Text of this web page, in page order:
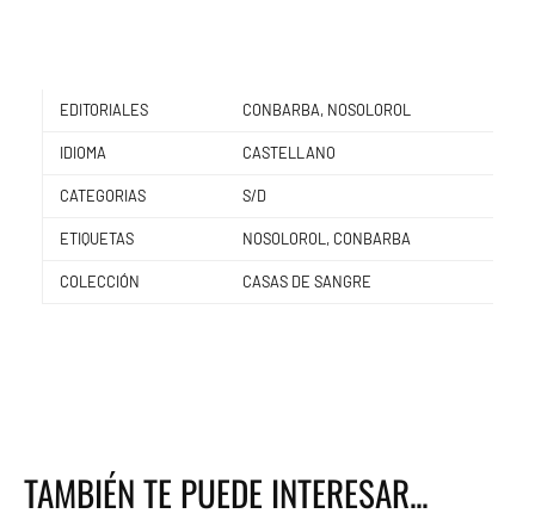
EDITORIALES CONBARBA, NOSOLOROL
IDIOMA CASTELLANO
CATEGORIAS S/D
ETIQUETAS NOSOLOROL, CONBARBA
COLECCIÓN CASAS DE SANGRE
TAMBIÉN TE PUEDE INTERESAR...